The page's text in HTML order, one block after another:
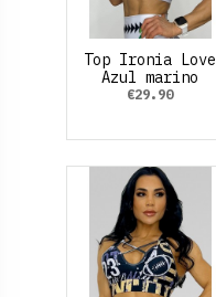
Top Ironia Love
Azul marino
€29.90